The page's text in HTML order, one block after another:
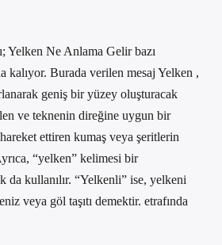
Yelken Ne Anlama Gelir bazı
kalıyor. Burada verilen mesaj Yelken ,
geniş bir yüzey oluşturacak
ve teknenin direğine uygun bir
ettiren kumaş veya şeritlerin
“yelken” kelimesi bir
da kullanılır. “Yelkenli” ise, yelkeni
veya göl taşıtı demektir. etrafında